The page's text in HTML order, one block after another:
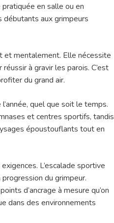
en salle ou en
aux grimpeurs
et mentalement. Elle nécessite
à gravir les parois. C’est
du grand air.
quel que soit le temps.
et centres sportifs, tandis
époustouflants tout en
L’escalade sportive
du grimpeur.
d’ancrage à mesure qu’on
dans des environnements